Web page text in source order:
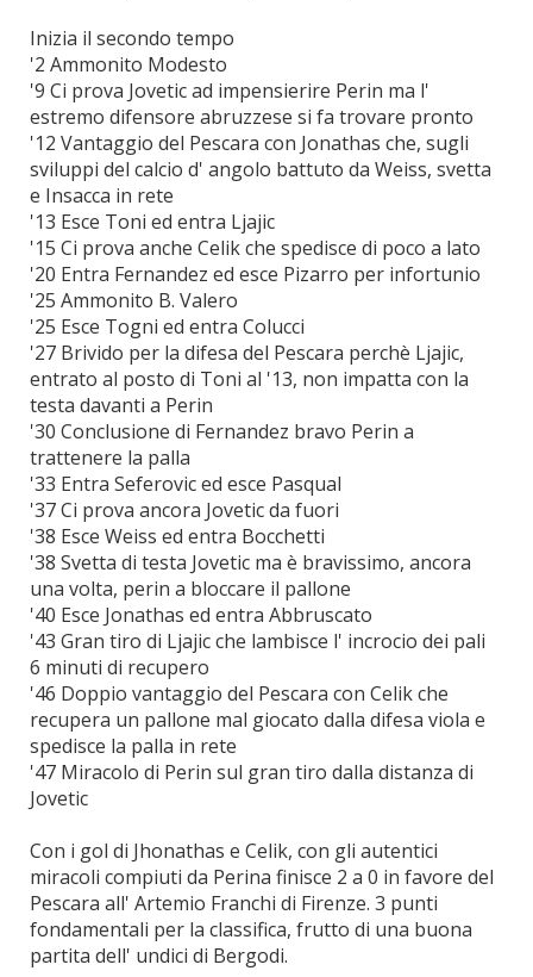
Inizia il secondo tempo
'2 Ammonito Modesto
'9 Ci prova Jovetic ad impensierire Perin ma l'
estremo difensore abruzzese si fa trovare pronto
'12 Vantaggio del Pescara con Jonathas che, sugli
sviluppi del calcio d' angolo battuto da Weiss, svetta
e Insacca in rete
'13 Esce Toni ed entra Ljajic
'15 Ci prova anche Celik che spedisce di poco a lato
'20 Entra Fernandez ed esce Pizarro per infortunio
'25 Ammonito B. Valero
'25 Esce Togni ed entra Colucci
'27 Brivido per la difesa del Pescara perchè Ljajic,
entrato al posto di Toni al '13, non impatta con la
testa davanti a Perin
'30 Conclusione di Fernandez bravo Perin a
trattenere la palla
'33 Entra Seferovic ed esce Pasqual
'37 Ci prova ancora Jovetic da fuori
'38 Esce Weiss ed entra Bocchetti
'38 Svetta di testa Jovetic ma è bravissimo, ancora
una volta, perin a bloccare il pallone
'40 Esce Jonathas ed entra Abbruscato
'43 Gran tiro di Ljajic che lambisce l' incrocio dei pali
6 minuti di recupero
'46 Doppio vantaggio del Pescara con Celik che
recupera un pallone mal giocato dalla difesa viola e
spedisce la palla in rete
'47 Miracolo di Perin sul gran tiro dalla distanza di
Jovetic
Con i gol di Jhonathas e Celik, con gli autentici
miracoli compiuti da Perina finisce 2 a 0 in favore del
Pescara all' Artemio Franchi di Firenze. 3 punti
fondamentali per la classifica, frutto di una buona
partita dell' undici di Bergodi.